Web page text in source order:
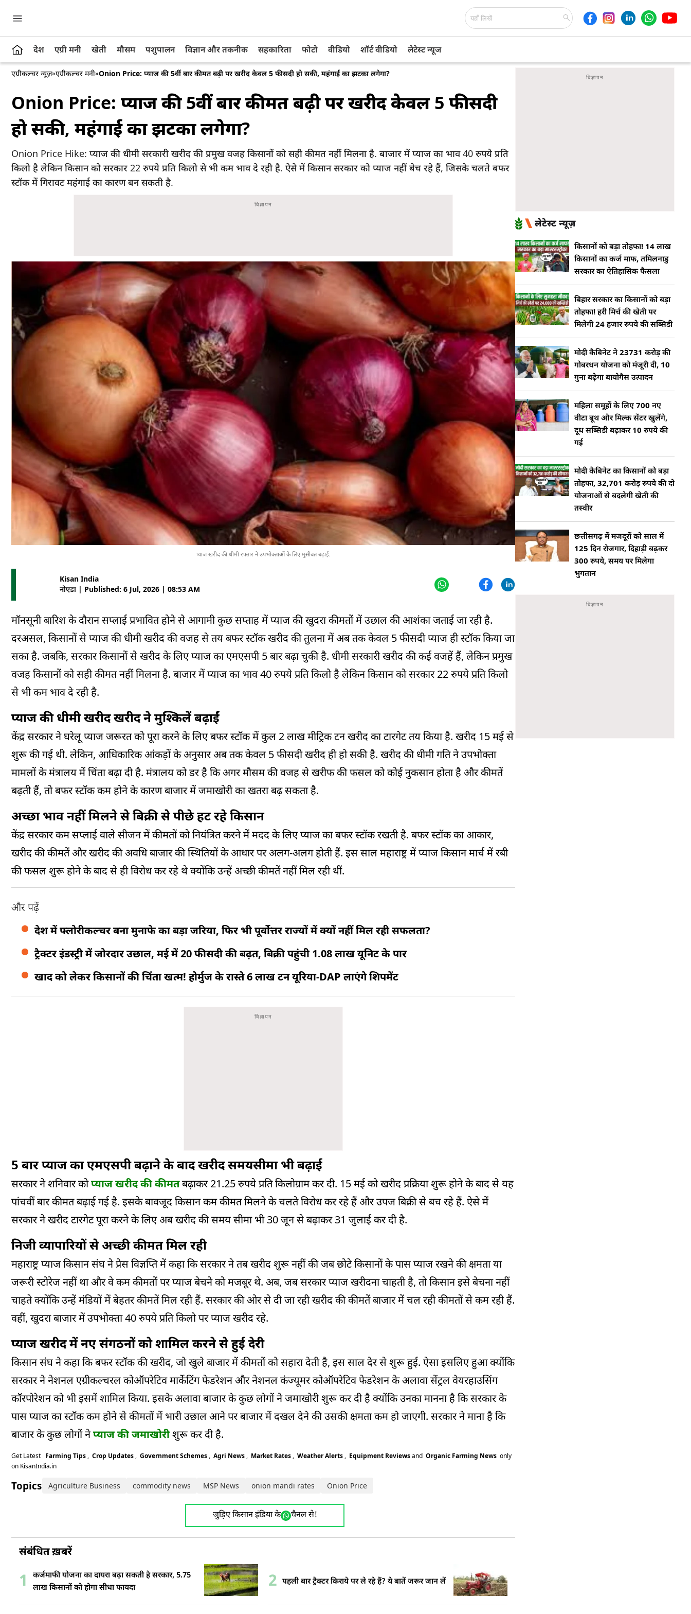
देश एग्री मनी खेती मौसम पशुपालन विज्ञान और तकनीक सहकारिता फोटो वीडियो शॉर्ट वीडियो लेटेस्ट न्यूज
एग्रीकल्चर न्यूज़»एग्रीकल्चर मनी»Onion Price: प्याज की 5वीं बार कीमत बढ़ी पर खरीद केवल 5 फीसदी हो सकी, महंगाई का झटका लगेगा?
Onion Price: प्याज की 5वीं बार कीमत बढ़ी पर खरीद केवल 5 फीसदी
हो सकी, महंगाई का झटका लगेगा?
Onion Price Hike: प्याज की धीमी सरकारी खरीद की प्रमुख वजह किसानों को सही कीमत नहीं मिलना है. बाजार में प्याज का भाव 40 रुपये प्रति
किलो है लेकिन किसान को सरकार 22 रुपये प्रति किलो से भी कम भाव दे रही है. ऐसे में किसान सरकार को प्याज नहीं बेच रहे हैं, जिसके चलते बफर
स्टॉक में गिरावट महंगाई का कारण बन सकती है.
प्याज खरीद की धीमी रफ्तार ने उपभोक्ताओं के लिए मुसीबत बढ़ाई.
Kisan India
नोएडा | Published: 6 Jul, 2026 | 08:53 AM
मॉनसूनी बारिश के दौरान सप्लाई प्रभावित होने से आगामी कुछ सप्ताह में प्याज की खुदरा कीमतों में उछाल की आशंका जताई जा रही है.
दरअसल, किसानों से प्याज की धीमी खरीद की वजह से तय बफर स्टॉक खरीद की तुलना में अब तक केवल 5 फीसदी प्याज ही स्टॉक किया जा
सका है. जबकि, सरकार किसानों से खरीद के लिए प्याज का एमएसपी 5 बार बढ़ा चुकी है. धीमी सरकारी खरीद की कई वजहें हैं, लेकिन प्रमुख
वजह किसानों को सही कीमत नहीं मिलना है. बाजार में प्याज का भाव 40 रुपये प्रति किलो है लेकिन किसान को सरकार 22 रुपये प्रति किलो
से भी कम भाव दे रही है.
प्याज की धीमी खरीद खरीद ने मुश्किलें बढ़ाईं
केंद्र सरकार ने घरेलू प्याज जरूरत को पूरा करने के लिए बफर स्टॉक में कुल 2 लाख मीट्रिक टन खरीद का टारगेट तय किया है. खरीद 15 मई से
शुरू की गई थी. लेकिन, आधिकारिक आंकड़ों के अनुसार अब तक केवल 5 फीसदी खरीद ही हो सकी है. खरीद की धीमी गति ने उपभोक्ता
मामलों के मंत्रालय में चिंता बढ़ा दी है. मंत्रालय को डर है कि अगर मौसम की वजह से खरीफ की फसल को कोई नुकसान होता है और कीमतें
बढ़ती हैं, तो बफर स्टॉक कम होने के कारण बाजार में जमाखोरी का खतरा बढ़ सकता है.
अच्छा भाव नहीं मिलने से बिक्री से पीछे हट रहे किसान
केंद्र सरकार कम सप्लाई वाले सीजन में कीमतों को नियंत्रित करने में मदद के लिए प्याज का बफर स्टॉक रखती है. बफर स्टॉक का आकार,
खरीद की कीमतें और खरीद की अवधि बाजार की स्थितियों के आधार पर अलग-अलग होती हैं. इस साल महाराष्ट्र में प्याज किसान मार्च में रबी
की फसल शुरू होने के बाद से ही विरोध कर रहे थे क्योंकि उन्हें अच्छी कीमतें नहीं मिल रही थीं.
और पढ़ें
देश में फ्लोरीकल्चर बना मुनाफे का बड़ा जरिया, फिर भी पूर्वोत्तर राज्यों में क्यों नहीं मिल रही सफलता?
ट्रैक्टर इंडस्ट्री में जोरदार उछाल, मई में 20 फीसदी की बढ़त, बिक्री पहुंची 1.08 लाख यूनिट के पार
खाद को लेकर किसानों की चिंता खत्म! होर्मुज के रास्ते 6 लाख टन यूरिया-DAP लाएंगे शिपमेंट
5 बार प्याज का एमएसपी बढ़ाने के बाद खरीद समयसीमा भी बढ़ाई
सरकार ने शनिवार कोप्याज खरीद की कीमतबढ़ाकर 21.25 रुपये प्रति किलोग्राम कर दी. 15 मई को खरीद प्रक्रिया शुरू होने के बाद से यह
पांचवीं बार कीमत बढ़ाई गई है. इसके बावजूद किसान कम कीमत मिलने के चलते विरोध कर रहे हैं और उपज बिक्री से बच रहे हैं. ऐसे में
सरकार ने खरीद टारगेट पूरा करने के लिए अब खरीद की समय सीमा भी 30 जून से बढ़ाकर 31 जुलाई कर दी है.
निजी व्यापारियों से अच्छी कीमत मिल रही
महाराष्ट्र प्याज किसान संघ ने प्रेस विज्ञप्ति में कहा कि सरकार ने तब खरीद शुरू नहीं की जब छोटे किसानों के पास प्याज रखने की क्षमता या
जरूरी स्टोरेज नहीं था और वे कम कीमतों पर प्याज बेचने को मजबूर थे. अब, जब सरकार प्याज खरीदना चाहती है, तो किसान इसे बेचना नहीं
चाहते क्योंकि उन्हें मंडियों में बेहतर कीमतें मिल रही हैं. सरकार की ओर से दी जा रही खरीद की कीमतें बाजार में चल रही कीमतों से कम रही हैं.
वहीं, खुदरा बाजार में उपभोक्ता 40 रुपये प्रति किलो पर प्याज खरीद रहे.
प्याज खरीद में नए संगठनों को शामिल करने से हुई देरी
किसान संघ ने कहा कि बफर स्टॉक की खरीद, जो खुले बाजार में कीमतों को सहारा देती है, इस साल देर से शुरू हुई. ऐसा इसलिए हुआ क्योंकि
सरकार ने नेशनल एग्रीकल्चरल कोऑपरेटिव मार्केटिंग फेडरेशन और नेशनल कंज्यूमर कोऑपरेटिव फेडरेशन के अलावा सेंट्रल वेयरहाउसिंग
कॉरपोरेशन को भी इसमें शामिल किया. इसके अलावा बाजार के कुछ लोगों ने जमाखोरी शुरू कर दी है क्योंकि उनका मानना ​​है कि सरकार के
पास प्याज का स्टॉक कम होने से कीमतों में भारी उछाल आने पर बाजार में दखल देने की उसकी क्षमता कम हो जाएगी. सरकार ने माना है कि
बाजार के कुछ लोगों नेप्याज की जमाखोरीशुरू कर दी है.
Get Latest Farming Tips , Crop Updates , Government Schemes , Agri News , Market Rates , Weather Alerts , Equipment Reviewsand Organic Farming News only
on KisanIndia.in
Topics: Agriculture Business commodity news MSP News onion mandi rates Onion Price
जुड़िए किसान इंडिया के चैनल से!
संबंधित ख़बरें
1
कर्जमाफी योजना का दायरा बढ़ा सकती है सरकार, 5.75
लाख किसानों को होगा सीधा फायदा
2 पहली बार ट्रैक्टर किराये पर ले रहे हैं? ये बातें जरूर जान लें
लेटेस्ट न्यूज़
किसानों को बड़ा तोहफा! 14 लाख
किसानों का कर्ज माफ, तमिलनाडु
सरकार का ऐतिहासिक फैसला
बिहार सरकार का किसानों को बड़ा
तोहफा! हरी मिर्च की खेती पर
मिलेगी 24 हजार रुपये की सब्सिडी
मोदी कैबिनेट ने 23731 करोड़ की
गोबरधन योजना को मंजूरी दी, 10
गुना बढ़ेगा बायोगैस उत्पादन
महिला समूहों के लिए 700 नए
वीटा बूथ और मिल्क सेंटर खुलेंगे,
दूध सब्सिडी बढ़ाकर 10 रुपये की
गई
मोदी कैबिनेट का किसानों को बड़ा
तोहफा, 32,701 करोड़ रुपये की दो
योजनाओं से बदलेगी खेती की
तस्वीर
छत्तीसगढ़ में मजदूरों को साल में
125 दिन रोजगार, दिहाड़ी बढ़कर
300 रुपये, समय पर मिलेगा
भुगतान